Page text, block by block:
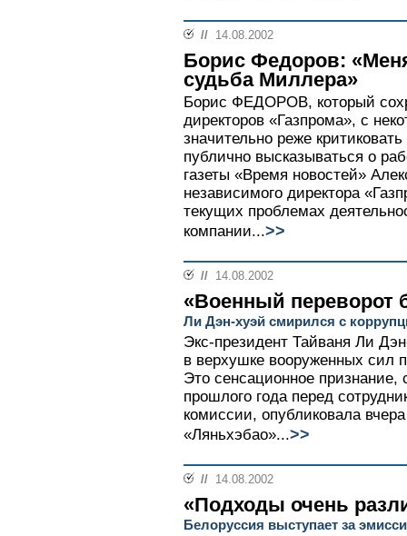
// 14.08.2002
Борис Федоров:
судьба Миллера»
Борис ФЕДОРОВ, который
директоров «Газпрома», с
значительно реже
публично высказываться о
газеты «Время новостей»
независимого директора
текущих проблемах
компании...>>
// 14.08.2002
«Военный переворот
Ли Дэн-хуэй смирился с
Экс-президент Тайваня Ли
в верхушке вооруженных сил
Это сенсационное признание,
прошлого года перед
комиссии, опубликовала
«Ляньхэбао»...>>
// 14.08.2002
«Подходы очень
Белоруссия выступает за